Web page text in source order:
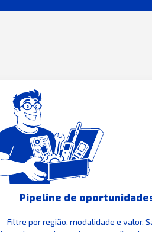
Pipeline de
Filtre por região, modalidade e valor.